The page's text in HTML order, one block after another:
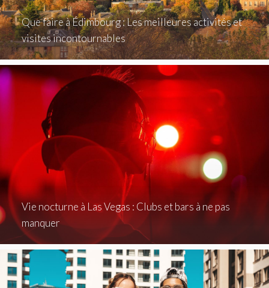
Que faire à Édimbourg : Les meilleures activités et
visites incontournables
Vie nocturne à Las Vegas : Clubs et bars à ne pas
manquer